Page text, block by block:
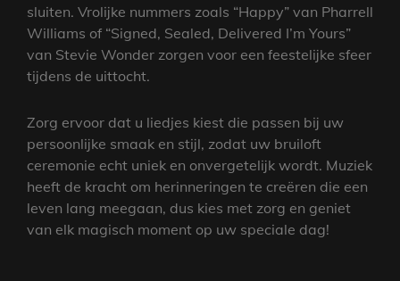
sluiten. Vrolijke nummers zoals “Happy” van Pharrell
Williams of “Signed, Sealed, Delivered I’m Yours”
van Stevie Wonder zorgen voor een feestelijke sfeer
tijdens de uittocht.
Zorg ervoor dat u liedjes kiest die passen bij uw
persoonlijke smaak en stijl, zodat uw bruiloft
ceremonie echt uniek en onvergetelijk wordt. Muziek
heeft de kracht om herinneringen te creëren die een
leven lang meegaan, dus kies met zorg en geniet
van elk magisch moment op uw speciale dag!